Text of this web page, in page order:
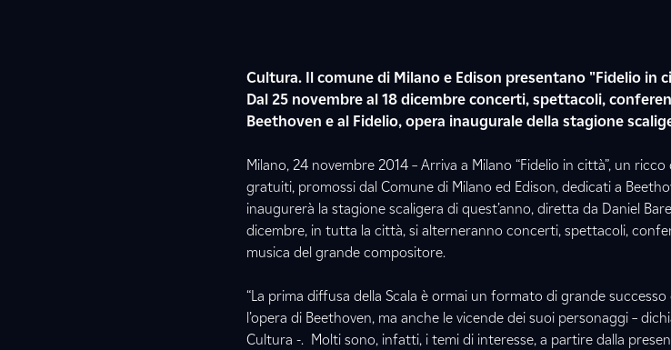
Cultura. Il comune di Milano e Edison presentano "Fidelio in
Dal 25 novembre al 18 dicembre concerti, spettacoli,
Beethoven e al Fidelio, opera inaugurale della stagione
Milano, 24 novembre 2014 – Arriva a Milano “Fidelio in città”, un
gratuiti, promossi dal Comune di Milano ed Edison, dedicati a
inaugurerà la stagione scaligera di quest’anno, diretta da Daniel
dicembre, in tutta la città, si alterneranno concerti, spettacoli,
musica del grande compositore.
“La prima diffusa della Scala è ormai un formato di grande
l’opera di Beethoven, ma anche le vicende dei suoi personaggi –
Cultura -. Molti sono, infatti, i temi di interesse, a partire dalla